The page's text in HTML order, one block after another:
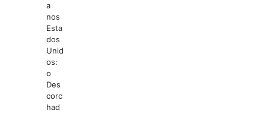
a
nos
Esta
dos
Unid
os:
o
Des
corc
had